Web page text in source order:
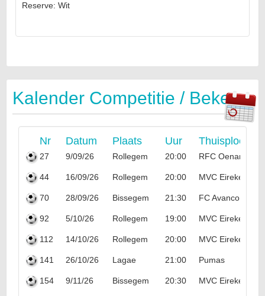
Reserve: Wit
Kalender Competitie / Beker
Nr Datum Plaats Uur Thuisploeg
27 9/09/26 Rollegem 20:00 RFC Oenanthe
44 16/09/26 Rollegem 20:00 MVC Eirekedeirie
70 28/09/26 Bissegem 21:30 FC Avanco
92 5/10/26 Rollegem 19:00 MVC Eirekedeirie
112 14/10/26 Rollegem 20:00 MVC Eirekedeirie
141 26/10/26 Lagae 21:00 Pumas
154 9/11/26 Bissegem 20:30 MVC Eirekedeirie